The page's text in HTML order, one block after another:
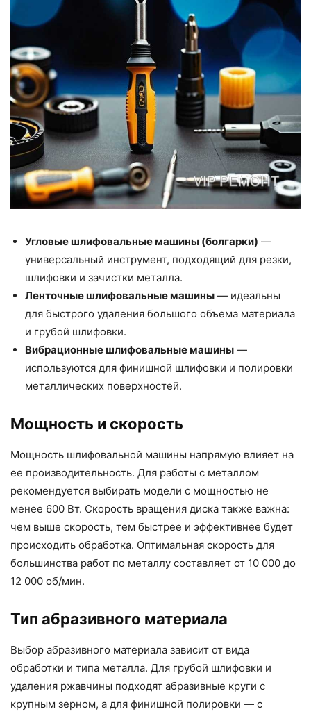
Угловые шлифовальные машины (болгарки) —
универсальный инструмент, подходящий для резки,
шлифовки и зачистки металла.
Ленточные шлифовальные машины — идеальны
для быстрого удаления большого объема материала
и грубой шлифовки.
Вибрационные шлифовальные машины —
используются для финишной шлифовки и полировки
металлических поверхностей.
Мощность и скорость
Мощность шлифовальной машины напрямую влияет на
ее производительность. Для работы с металлом
рекомендуется выбирать модели с мощностью не
менее 600 Вт. Скорость вращения диска также важна:
чем выше скорость, тем быстрее и эффективнее будет
происходить обработка. Оптимальная скорость для
большинства работ по металлу составляет от 10 000 до
12 000 об/мин.
Тип абразивного материала
Выбор абразивного материала зависит от вида
обработки и типа металла. Для грубой шлифовки и
удаления ржавчины подходят абразивные круги с
крупным зерном, а для финишной полировки — с